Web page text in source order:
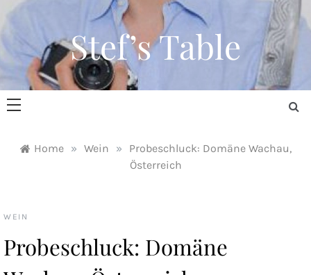
Skip
content
Stef’s Table
Home » Wein »
Probeschluck: Domäne Wachau,
Österreich
WEIN
Probeschluck: Domäne